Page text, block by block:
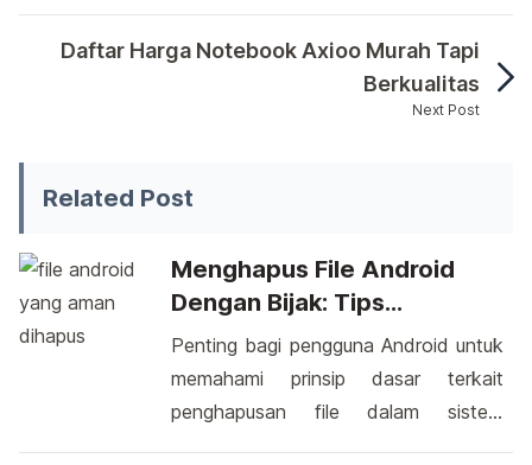
Asus Terkenal Dengan Laptop gaming dan
Daftar Harga Notebook Axioo Murah Tapi
Berkualitas
Next Post
Related Post
Menghapus File Android
Dengan Bijak: Tips
Mengamankan Data Di
Perangkat Anda
Penting bagi pengguna Android untuk
memahami prinsip dasar terkait
penghapusan file dalam sistem